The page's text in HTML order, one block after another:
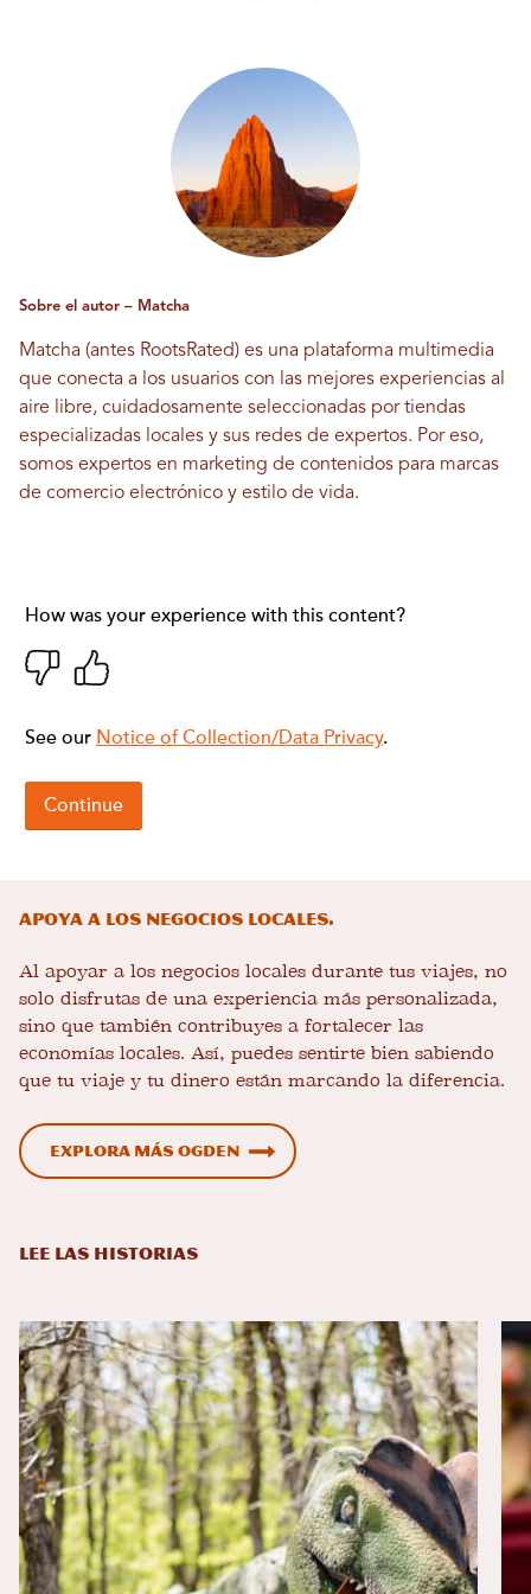
Sobre el autor – Matcha
Matcha (antes RootsRated) es una plataforma multimedia
que conecta a los usuarios con las mejores experiencias al
aire libre, cuidadosamente seleccionadas por tiendas
especializadas locales y sus redes de expertos. Por eso,
somos expertos en marketing de contenidos para marcas
de comercio electrónico y estilo de vida.
Apoya a los negocios locales.
Al apoyar a los negocios locales durante tus viajes, no
solo disfrutas de una experiencia más personalizada,
sino que también contribuyes a fortalecer las
economías locales. Así, puedes sentirte bien sabiendo
que tu viaje y tu dinero están marcando la diferencia.
Explora más Ogden
LEE LAS HISTORIAS